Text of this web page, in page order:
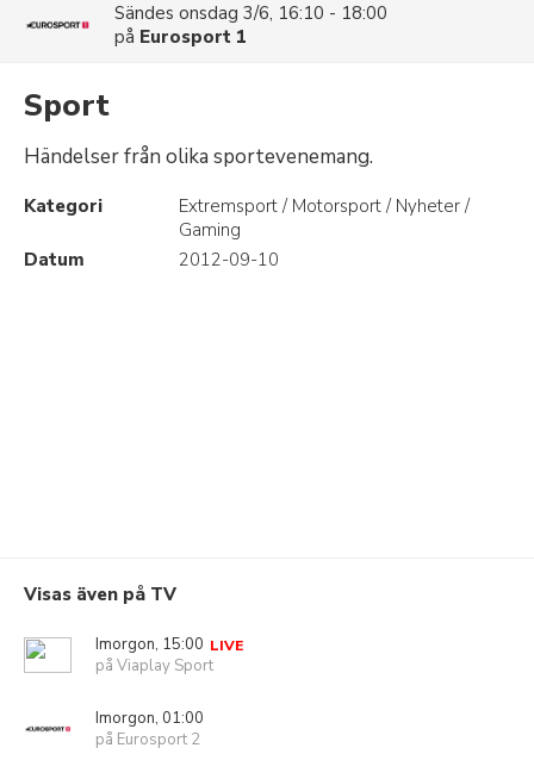
Sändes onsdag 3/6, 16:10 - 18:00
på Eurosport 1
Sport
Händelser från olika sportevenemang.
Kategori
Extremsport / Motorsport / Nyheter /
Gaming
Datum
2012-09-10
Visas även på TV
Imorgon, 15:00 LIVE
på Viaplay Sport
Imorgon, 01:00
på Eurosport 2